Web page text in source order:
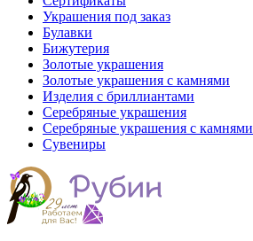
Украшения под заказ
Булавки
Бижутерия
Золотые украшения
Золотые украшения с камнями
Изделия с бриллиантами
Серебряные украшения
Серебряные украшения с камнями
Сувениры